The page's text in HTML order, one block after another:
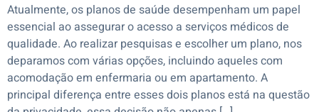
Atualmente, os planos de saúde desempenham um papel
essencial ao assegurar o acesso a serviços médicos de
qualidade. Ao realizar pesquisas e escolher um plano, nos
deparamos com várias opções, incluindo aqueles com
acomodação em enfermaria ou em apartamento. A
principal diferença entre esses dois planos está na questão